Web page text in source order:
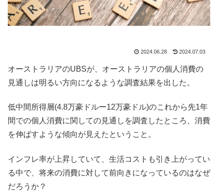
2024.06.28 2024.07.03
オーストラリアのUBSが、オーストラリアの個人消費の
見通しは明るい方向になるような調査結果を出した。
低中間所得層(4.8万豪ドルー12万豪ドル)のこれから先1年
間での個人消費に関しての見通しを調査したところ、消費
を伸ばすような傾向が見えたということ。
インフレ率が上昇していて、生活コストも引き上がってい
る中で、将来の消費に対して前向きになっているのはなぜ
だろうか？